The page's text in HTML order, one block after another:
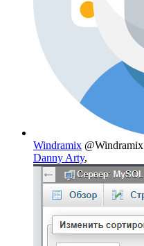
Windramix @Windramix
Danny Arty,